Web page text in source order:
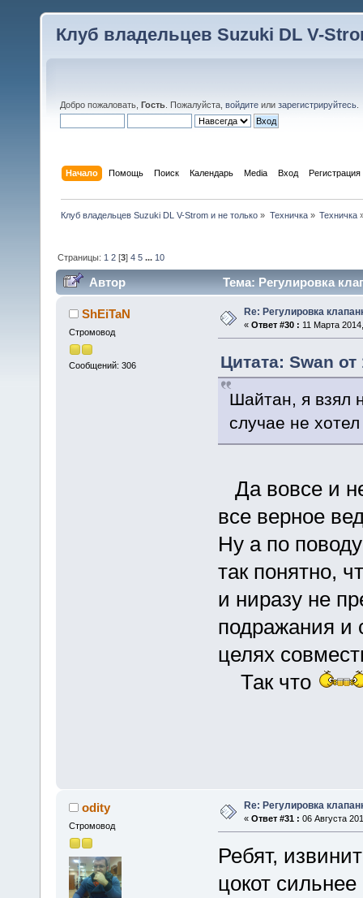
Клуб владельцев Suzuki DL V-
Добро пожаловать, Гость . Пожалуйста, войдите или зарегистрируйтесь
Начало Помощь Поиск Календарь Media Вход Регистрация
Клуб владельцев Suzuki DL V-Strom и не только » Техничка» Техничка
Страницы: 1 2 [3]4 5 ... 10
Автор Тема: Регулировка
ShEiTaN
Стромовод
Сообщений: 306
Re: Регулировка
« Ответ #30 : 11 Марта
Цитата: Swan
Шайтан, я взял
случае не
Да вовсе и
все верное
Ну а по
так понятно,
и ниразу не
подражания и
целях
Так что
odity
Стромовод
Re: Регулировка
« Ответ #31 : 06 Августа
Ребят,
цокот